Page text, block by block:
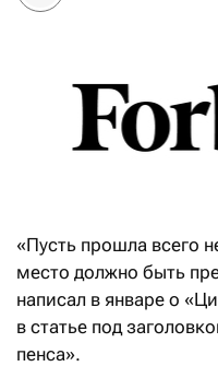
«Пусть прошла всего
место должно быть
написал в январе о
в статье под
пенса».